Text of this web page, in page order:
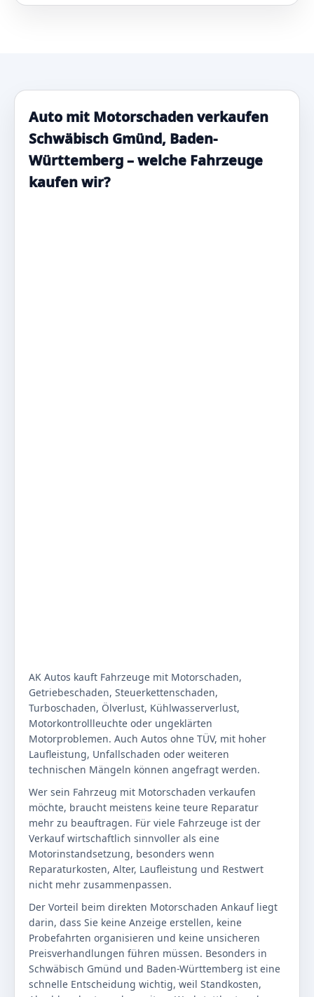
Auto mit Motorschaden verkaufen
Schwäbisch Gmünd, Baden-
Württemberg – welche Fahrzeuge
kaufen wir?
AK Autos kauft Fahrzeuge mit Motorschaden,
Getriebeschaden, Steuerkettenschaden,
Turboschaden, Ölverlust, Kühlwasserverlust,
Motorkontrollleuchte oder ungeklärten
Motorproblemen. Auch Autos ohne TÜV, mit hoher
Laufleistung, Unfallschaden oder weiteren
technischen Mängeln können angefragt werden.
Wer sein Fahrzeug mit Motorschaden verkaufen
möchte, braucht meistens keine teure Reparatur
mehr zu beauftragen. Für viele Fahrzeuge ist der
Verkauf wirtschaftlich sinnvoller als eine
Motorinstandsetzung, besonders wenn
Reparaturkosten, Alter, Laufleistung und Restwert
nicht mehr zusammenpassen.
Der Vorteil beim direkten Motorschaden Ankauf liegt
darin, dass Sie keine Anzeige erstellen, keine
Probefahrten organisieren und keine unsicheren
Preisverhandlungen führen müssen. Besonders in
Schwäbisch Gmünd und Baden-Württemberg ist eine
schnelle Entscheidung wichtig, weil Standkosten,